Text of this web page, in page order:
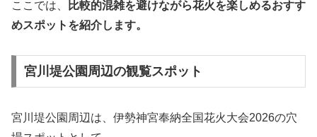
ここでは、
比較的混雑を避けながら花火を楽しめるおすす
めスポットを紹介します。
宮川堤公園周辺の観覧スポット
宮川堤公園周辺は、伊勢神宮奉納全国花火大会2026の穴